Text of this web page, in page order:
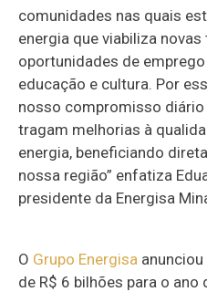
comunidades nas quais
energia que viabiliza
oportunidades de
educação e cultura. Por
nosso compromisso
tragam melhorias à
energia, beneficiando
nossa região” enfatiza
presidente da Energisa
O Grupo Energisa
de R$ 6 bilhões para o